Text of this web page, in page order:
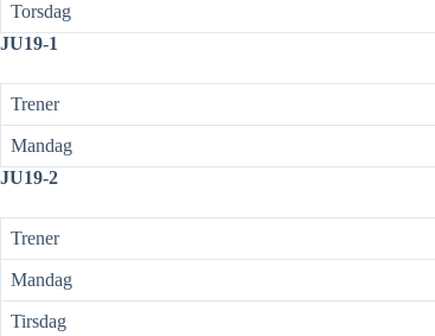
Torsdag
JU19-1
Trener
Mandag
JU19-2
Trener
Mandag
Tirsdag